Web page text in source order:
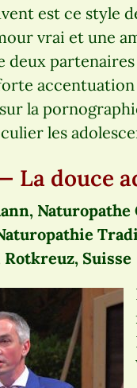
est ce style
vrai et une
deux
accentuation
sur la
les
La douce
Rotkreuz, Suisse